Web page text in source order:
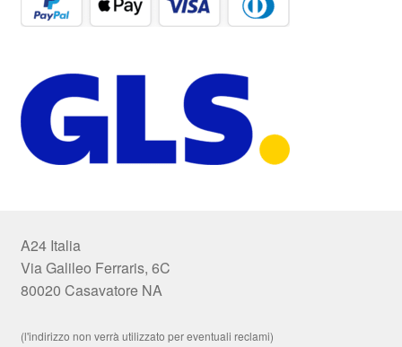
A24 Italia
Via Galileo Ferraris, 6C
80020 Casavatore NA
(l'indirizzo non verrà utilizzato per eventuali reclami)